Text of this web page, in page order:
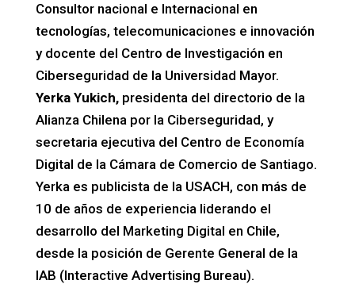
Consultor nacional e Internacional en
tecnologías, telecomunicaciones e innovación
y docente del Centro de Investigación en
Ciberseguridad de la Universidad Mayor.
Yerka Yukich,presidenta del directorio de la
Alianza Chilena por la Ciberseguridad, y
secretaria ejecutiva del Centro de Economía
Digital de la Cámara de Comercio de Santiago.
Yerka es publicista de la USACH, con más de
10 de años de experiencia liderando el
desarrollo del Marketing Digital en Chile,
desde la posición de Gerente General de la
IAB (Interactive Advertising Bureau).